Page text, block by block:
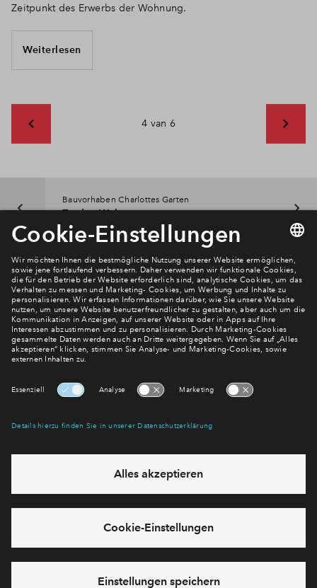
Zeitpunkt des Erwerbs der Wohnung.
Weiterlesen
4 van 6
Bauvorhaben Charlottes Garten
Zu den Wohnungen
Newsletter Anmeldung
Verpassen Sie zu diesem Wohnprojekt keine Neuigkeiten
mehr! Wir halten Sie auf dem Laufenden – mit unserem
regelmäßig erscheinenden Newsletter informieren wir Sie
über den Stand dieses und weiterer Neubauprojekte.
Abonnieren
für unsereDatenschutzerklärung
50603738)oder hinterlassen Sie eine Nachricht über das
Formular: